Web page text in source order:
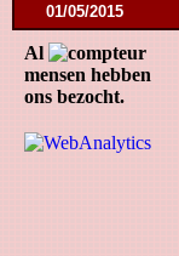
01/05/2015
14/05/2015
17/05/2015
05/09/2015
13/09/2015
19/09/2015
10/10/2015
Al
mensen hebben
ons bezocht.